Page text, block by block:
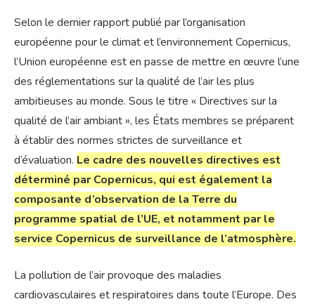
Selon le dernier rapport publié par l’organisation
européenne pour le climat et l’environnement Copernicus,
l’Union européenne est en passe de mettre en œuvre l’une
des réglementations sur la qualité de l’air les plus
ambitieuses au monde. Sous le titre « Directives sur la
qualité de l’air ambiant », les États membres se préparent
à établir des normes strictes de surveillance et
d’évaluation. Le cadre des nouvelles directives est
déterminé par Copernicus, qui est également la
composante d’observation de la Terre du
programme spatial de l’UE, et notamment par le
service Copernicus de surveillance de l’atmosphère.
La pollution de l’air provoque des maladies
cardiovasculaires et respiratoires dans toute l’Europe. Des